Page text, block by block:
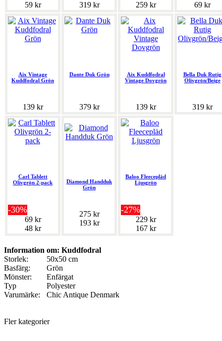
59 kr 319 kr 259 kr 69 kr
Aix Vintage
Kuddfodral Grön
139 kr
Dante Duk Grön
379 kr
Aix Kuddfodral
Vintage Dovgrön
139 kr
Bella Duk Rutig
Olivgrön/Beige
319 kr
Carl Tablett
Olivgrön 2-pack
-30%
69 kr
48 kr
Diamond Handduk
Grön
275 kr
193 kr
Baloo Fleecepläd
Ljusgrön
-27%
229 kr
167 kr
Information om: Kuddfodral
Storlek:
50x50 cm
Basfärg:
Grön
Mönster:
Enfärgat
Typ
Polyester
Varumärke:
Chic Antique Denmark
Fler kategorier